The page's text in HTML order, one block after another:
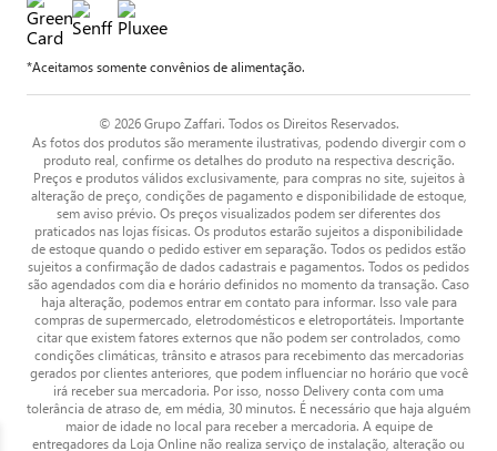
*Aceitamos somente convênios de alimentação.
© 2026 Grupo Zaffari. Todos os Direitos Reservados.
As fotos dos produtos são meramente ilustrativas, podendo divergir com o
produto real, confirme os detalhes do produto na respectiva descrição.
Preços e produtos válidos exclusivamente, para compras no site, sujeitos à
alteração de preço, condições de pagamento e disponibilidade de estoque,
sem aviso prévio. Os preços visualizados podem ser diferentes dos
praticados nas lojas físicas. Os produtos estarão sujeitos a disponibilidade
de estoque quando o pedido estiver em separação. Todos os pedidos estão
sujeitos a confirmação de dados cadastrais e pagamentos. Todos os pedidos
são agendados com dia e horário definidos no momento da transação. Caso
haja alteração, podemos entrar em contato para informar. Isso vale para
compras de supermercado, eletrodomésticos e eletroportáteis. Importante
citar que existem fatores externos que não podem ser controlados, como
condições climáticas, trânsito e atrasos para recebimento das mercadorias
gerados por clientes anteriores, que podem influenciar no horário que você
irá receber sua mercadoria. Por isso, nosso Delivery conta com uma
tolerância de atraso de, em média, 30 minutos. É necessário que haja alguém
maior de idade no local para receber a mercadoria. A equipe de
entregadores da Loja Online não realiza serviço de instalação, alteração ou